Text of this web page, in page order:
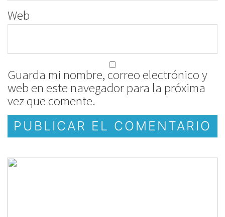
Web
Guarda mi nombre, correo electrónico y
web en este navegador para la próxima
vez que comente.